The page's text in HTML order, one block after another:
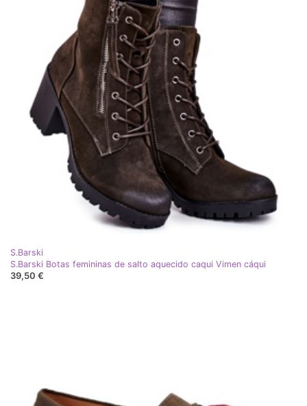
S.Barski
S.Barski Botas femininas de salto aquecido caqui Vimen cáqui
39,50 €